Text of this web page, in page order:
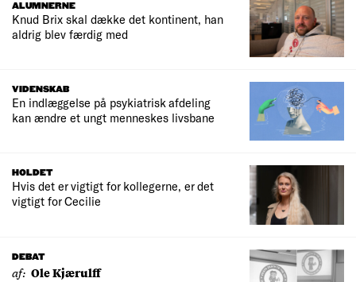
ALUMNERNE
Knud Brix skal dække det kontinent, han
aldrig blev færdig med
VIDENSKAB
En indlæggelse på psykiatrisk afdeling
kan ændre et ungt menneskes livsbane
HOLDET
Hvis det er vigtigt for kollegerne, er det
vigtigt for Cecilie
DEBAT
af: Ole Kjærulff